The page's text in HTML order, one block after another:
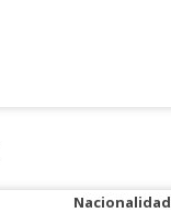
Nacionalidad